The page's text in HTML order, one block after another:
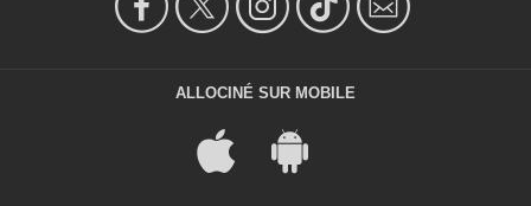
ALLOCINÉ SUR MOBILE